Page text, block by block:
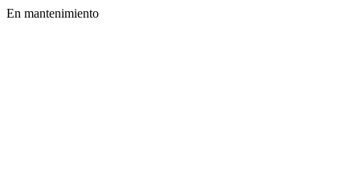
En mantenimiento